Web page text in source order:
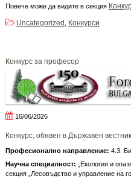
Повече може да видите в секция
Uncategorized Конкурси
Конкурс за професор
16/06/2026
Конкурс, обявен в Държавен
Професионално направление: 4.3.
Научна специалност: „Екология и
секция „Лесовъдство и управление на